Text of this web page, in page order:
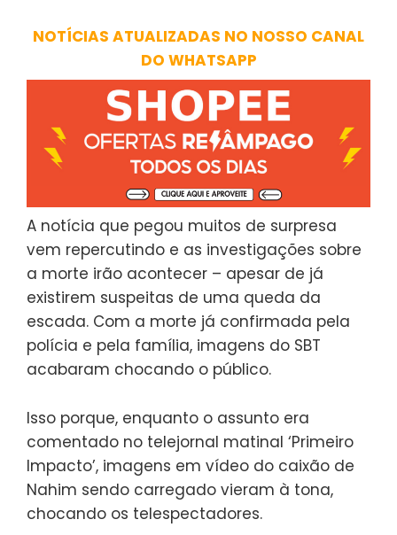
NOTÍCIAS ATUALIZADAS NO NOSSO CANAL
DO WHATSAPP
A notícia que pegou muitos de surpresa
vem repercutindo e as investigações sobre
a morte irão acontecer – apesar de já
existirem suspeitas de uma queda da
escada. Com a morte já confirmada pela
polícia e pela família, imagens do SBT
acabaram chocando o público.
Isso porque, enquanto o assunto era
comentado no telejornal matinal ‘Primeiro
Impacto’, imagens em vídeo do caixão de
Nahim sendo carregado vieram à tona,
chocando os telespectadores.